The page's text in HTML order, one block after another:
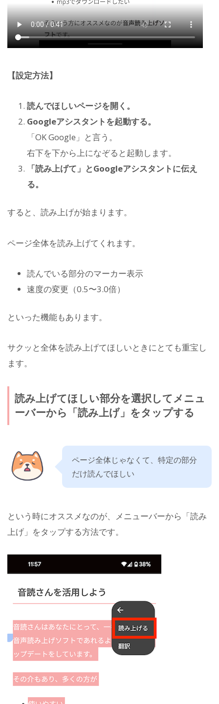
【設定方法】
読んでほしいページを開く。
Googleアシスタントを起動する。
「OK Google」と言う。
右下を下から上になぞると起動します。
「読み上げて」とGoogleアシスタントに伝え
る。
すると、読み上げが始まります。
ページ全体を読み上げてくれます。
読んでいる部分のマーカー表示
速度の変更（0.5〜3.0倍）
といった機能もあります。
サクッと全体を読み上げてほしいときにとても重宝し
ます。
読み上げてほしい部分を選択してメニュ
ーバーから「読み上げ」をタップする
ページ全体じゃなくて、特定の部分
だけ読んでほしい
という時にオススメなのが、メニューバーから「読み
上げ」をタップする方法です。